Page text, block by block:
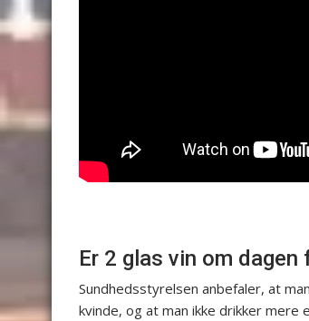
Er 2 glas vin om dagen
Sundhedsstyrelsen anbefaler, at
kvinde, og at man ikke drikker